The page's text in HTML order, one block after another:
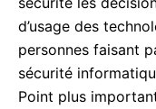
d’usage des
personnes faisant
sécurité
Point plus